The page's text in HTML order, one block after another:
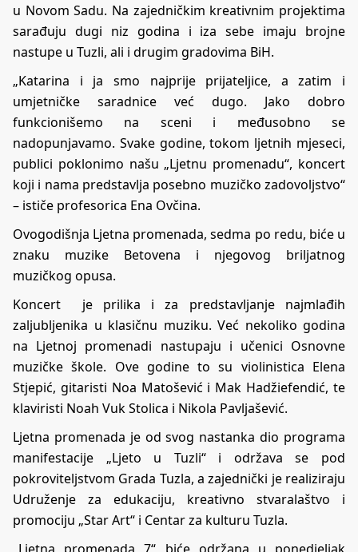
u Novom Sadu. Na zajedničkim kreativnim projektima
sarađuju dugi niz godina i iza sebe imaju brojne
nastupe u Tuzli, ali i drugim gradovima BiH.
„Katarina i ja smo najprije prijateljice, a zatim i
umjetničke saradnice već dugo. Jako dobro
funkcionišemo na sceni i međusobno se
nadopunjavamo. Svake godine, tokom ljetnih mjeseci,
publici poklonimo našu „Ljetnu promenadu“, koncert
koji i nama predstavlja posebno muzičko zadovoljstvo“
– ističe profesorica Ena Ovčina.
Ovogodišnja Ljetna promenada, sedma po redu, biće u
znaku muzike Betovena i njegovog briljatnog
muzičkog opusa.
Koncert je prilika i za predstavljanje najmlađih
zaljubljenika u klasičnu muziku. Već nekoliko godina
na Ljetnoj promenadi nastupaju i učenici Osnovne
muzičke škole. Ove godine to su violinistica Elena
Stjepić, gitaristi Noa Matošević i Mak Hadžiefendić, te
klaviristi Noah Vuk Stolica i Nikola Pavljašević.
Ljetna promenada je od svog nastanka dio programa
manifestacije „Ljeto u Tuzli“ i održava se pod
pokroviteljstvom Grada Tuzla, a zajednički je realiziraju
Udruženje za edukaciju, kreativno stvaralaštvo i
promociju „Star Art“ i Centar za kulturu Tuzla.